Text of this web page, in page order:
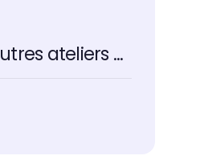
ateliers ...